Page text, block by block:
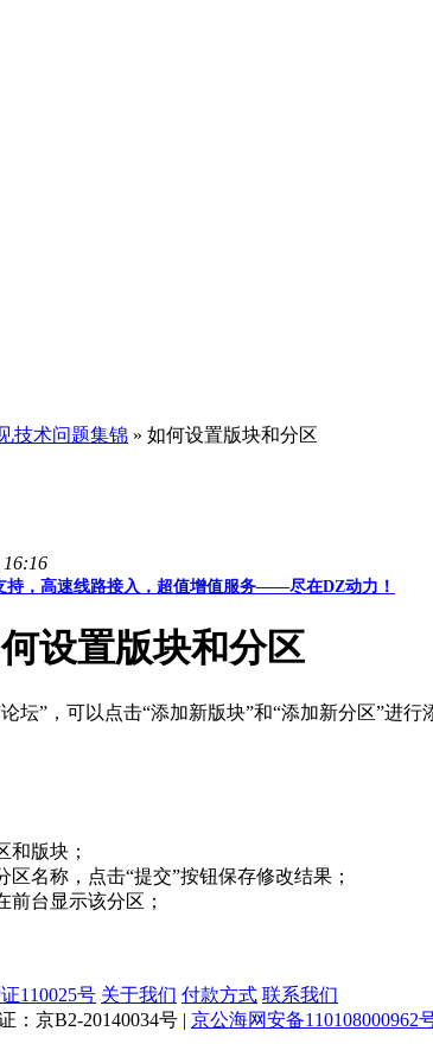
技术问题集锦 » 如何设置版块和分区
持，高速线路接入，超值增值服务——尽在DZ动力！
设置版块和分区
论坛”，可以点击“添加新版块”和“添加新分区”进行
和版块；
区名称，点击“提交”按钮保存修改结果；
前台显示该分区；
110025号 关于我们 付款方式 联系我们
：京B2-20140034号 | 京公海网安备110108000962